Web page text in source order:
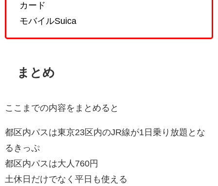
カード
モバイルSuica
まとめ
ここまでの内容をまとめると
都区内パスは東京23区内のJR線が1日乗り放題とな
るきっぷ
都区内パスは大人760円
土休日だけでなく平日も使える